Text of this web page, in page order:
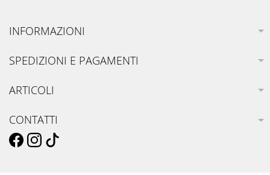
INFORMAZIONI
SPEDIZIONI E PAGAMENTI
ARTICOLI
CONTATTI